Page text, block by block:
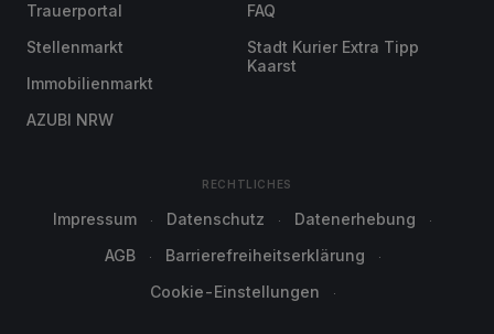
Trauerportal
Stellenmarkt
Immobilienmarkt
AZUBI NRW
FAQ
Stadt Kurier Extra Tipp
Kaarst
RECHTLICHES
Impressum Datenschutz
Datenerhebung
AGB
Barrierefreiheitserklärung
Cookie-Einstellungen